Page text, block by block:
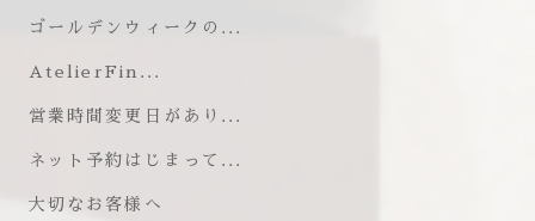
ゴールデンウィークの...
AtelierFin...
営業時間変更日があり...
ネット予約はじまって...
大切なお客様へ